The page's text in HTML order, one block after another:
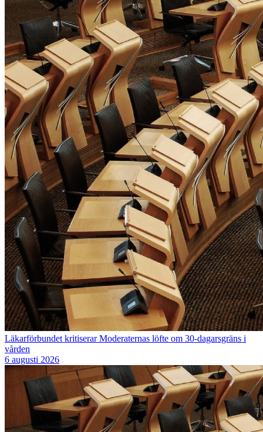
Läkarförbundet kritiserar Moderaternas löfte om 30-dagarsgräns i
vården
6 augusti 2026